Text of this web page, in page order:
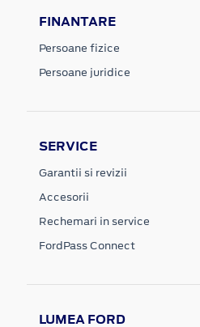
FINANTARE
Persoane fizice
Persoane juridice
SERVICE
Garantii si revizii
Accesorii
Rechemari in service
FordPass Connect
LUMEA FORD